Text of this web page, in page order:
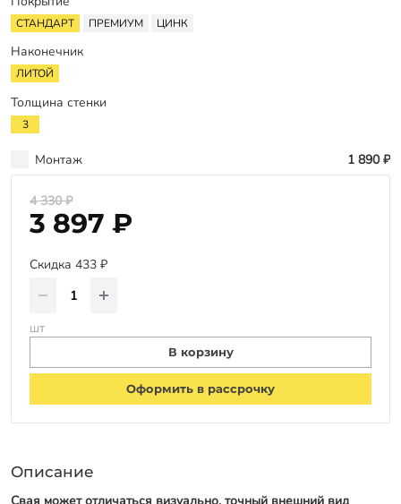
Отзывы
Гарантии
Программа лояльности
Вакансии
Заказать звонок
СТАНДАРТ ПРЕМИУМ ЦИНК
Наконечник
ЛИТОЙ
Толщина стенки
3
Монтаж 1 890 ₽
4 330 ₽
3 897 ₽
Скидка 433 ₽
шт
В корзину
Оформить в рассрочку
Описание